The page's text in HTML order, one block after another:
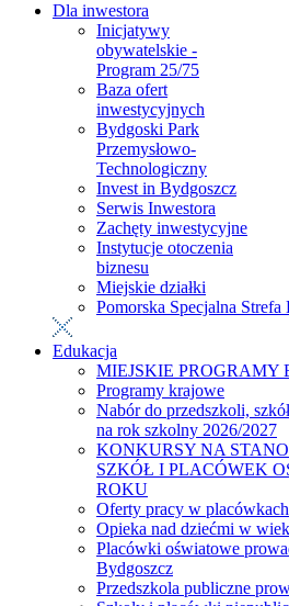
Dla inwestora
Inicjatywy
obywatelskie -
Program 25/75
Baza ofert
inwestycyjnych
Bydgoski Park
Przemysłowo-
Technologiczny
Invest in Bydgoszcz
Serwis Inwestora
Zachęty inwestycyjne
Instytucje otoczenia
biznesu
Miejskie działki
Pomorska Specjalna Strefa
Edukacja
MIEJSKIE PROGRAMY
Programy krajowe
Nabór do przedszkoli,
na rok szkolny 2026/2027
KONKURSY NA
SZKÓŁ I PLACÓWEK
ROKU
Oferty pracy w
Opieka nad dziećmi w
Placówki oświatowe
Bydgoszcz
Przedszkola publiczne